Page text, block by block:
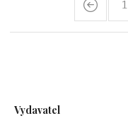
1
Vydavatel